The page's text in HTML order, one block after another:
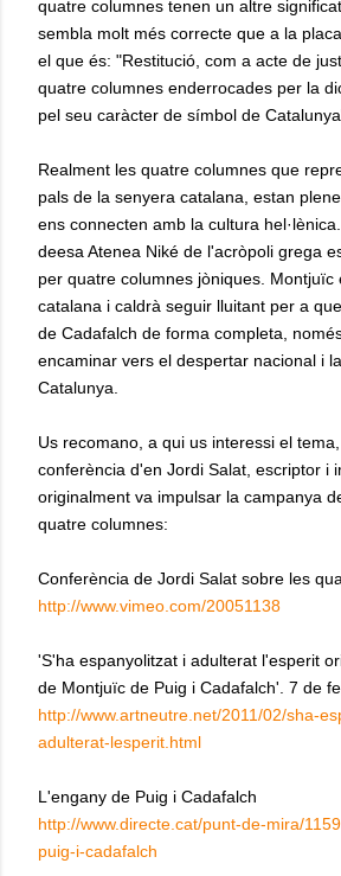
quatre columnes tenen un altre
sembla molt més correcte que a la
el que és: "Restitució, com a acte de
quatre columnes enderrocades per la
pel seu caràcter de símbol de
Realment les quatre columnes que
pals de la senyera catalana, estan
ens connecten amb la cultura
deesa Atenea Niké de l'acròpoli grega
per quatre columnes jòniques. Montjuïc
catalana i caldrà seguir lluitant per a
de Cadafalch de forma completa,
encaminar vers el despertar nacional i
Catalunya.
Us recomano, a qui us interessi el
conferència d'en Jordi Salat, escriptor i
originalment va impulsar la campanya
quatre columnes:
Conferència de Jordi Salat sobre les
http://www.vimeo.com/20051138
'S'ha espanyolitzat i adulterat l'esperit
de Montjuïc de Puig i Cadafalch'. 7 de
http://www.artneutre.net/2011/02/sha-
adulterat-lesperit.html
L'engany de Puig i Cadafalch
http://www.directe.cat/punt-de-mira/
puig-i-cadafalch